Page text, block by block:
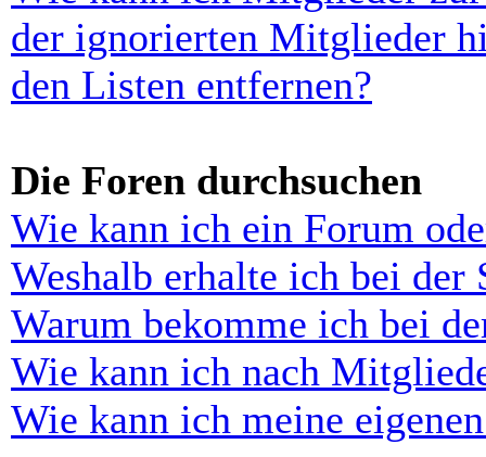
der ignorierten Mitglieder
den Listen entfernen?
Die Foren durchsuchen
Wie kann ich ein Forum
Weshalb erhalte ich bei der
Warum bekomme ich bei
Wie kann ich nach
Wie kann ich meine